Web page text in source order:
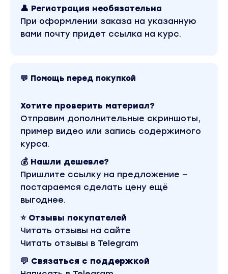
Каковы основные подходы к оптимизации
рекламных кампаний
Как масштабировать рекламную кампанию и
1) Вы таргетолог
и хотите освоить новый рекламный канал
2) Вы работаете в digital
каналов
3) Вы собственник бизнеса
и ищете дополнительные способы
продвижения
Программа мастер-класса
— 4 стратегии продвижения канала через
👤 Регистрация необязательна
При оформлении заказа на указанную
вами почту придет ссылка на курс.
💬 Помощь перед покупкой
Хотите проверить материал?
Отправим дополнительные скриншоты,
пример видео или запись содержимого
курса.
💰 Нашли дешевле?
Пришлите ссылку на предложение —
постараемся сделать цену ещё
выгоднее.
⭐ Отзывы покупателей
Читать отзывы на сайте
Читать отзывы в Telegram
💬 Связаться с поддержкой